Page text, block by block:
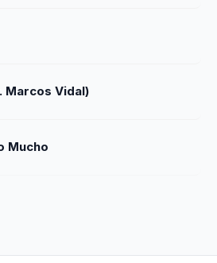
Marcos Vidal)
Mucho
Esposa